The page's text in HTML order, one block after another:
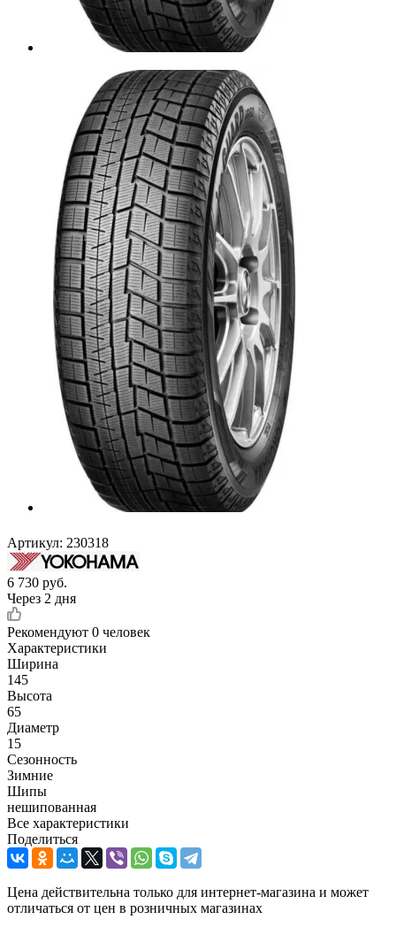
Артикул: 230318
6 730 руб.
Через 2 дня
Рекомендуют 0 человек
Характеристики
Ширина
145
Высота
65
Диаметр
15
Сезонность
Зимние
Шипы
нешипованная
Все характеристики
Поделиться
Цена действительна только для интернет-магазина и может
отличаться от цен в розничных магазинах